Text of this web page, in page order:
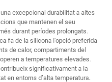
excepcional durabilitat a altes
que mantenen el seu
durant períodes prolongats.
fa de la silicona l'opció preferida
de calor, compartiments del
a temperatures elevades.
significativament a la
en entorns d’alta temperatura.